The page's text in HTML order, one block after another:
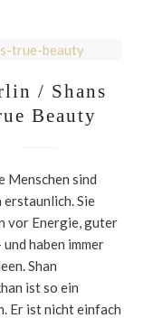
/ Shans
Beauty
Menschen sind
erstaunlich. Sie
vor Energie, guter
und haben immer
Shan
ist so ein
Er ist nicht einfach